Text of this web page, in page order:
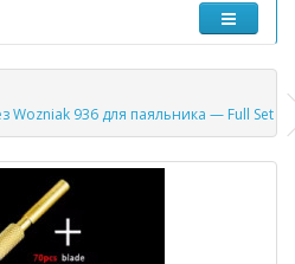
Wozniak 936 для паяльника — Full Set